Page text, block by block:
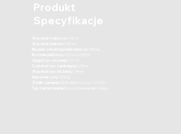
Produkt
Specyfikacje
Wysokość robocza4,95 m
Wysokość peronu
Bezpieczne obciążenie robocze200 kg
Rozmiar platformy
Długość po złożeniu
Szerokość po zamknięciu
Wysokość po złożeniu
Masa maszyny
Źródło zasilania:
Typ zastosowaniaDo użytku wewnętrznego